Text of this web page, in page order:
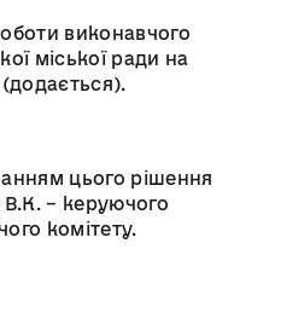
виконавчого
міської ради на
цього рішення
– керуючого
комітету.